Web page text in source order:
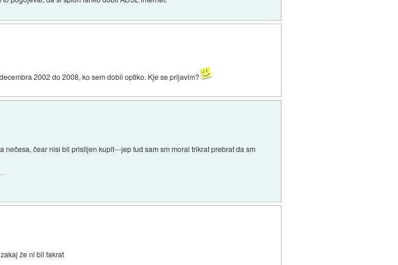
2002 do 2008, ko sem dobil optiko. Kje se prijavim?
čear nisi bil prisiljen kupit---jep tud sam sm moral trikrat prebrat da sm
že ni bil takrat